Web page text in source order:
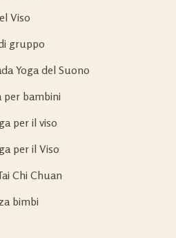
Viso
gruppo
Yoga del Suono
per bambini
per il viso
per il Viso
Chi Chuan
bimbi